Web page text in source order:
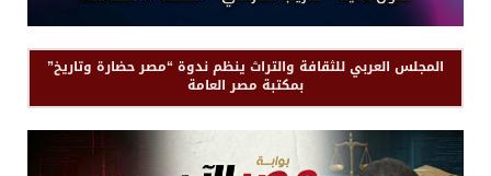
المجلس العربي للثقافة والتراث ينظم ندوة “مصر حضارة وتاريخ”
بمكتبة مصر العامة